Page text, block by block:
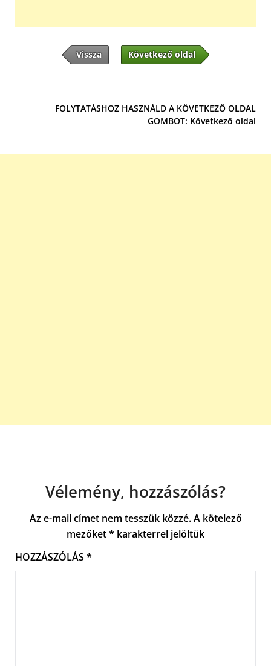
Vissza Következő oldal
FOLYTATÁSHOZ HASZNÁLD A KÖVETKEZŐ OLDAL
GOMBOT: Következő oldal
Vélemény, hozzászólás?
Az e-mail címet nem tesszük közzé. A kötelező
mezőket* karakterrel jelöltük
HOZZÁSZÓLÁS *